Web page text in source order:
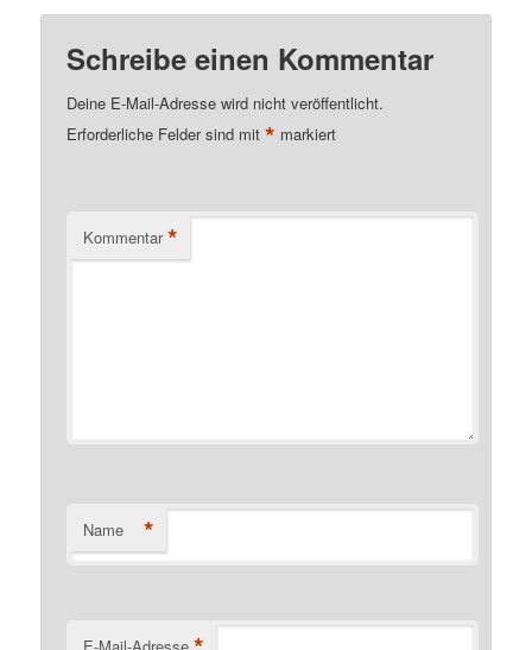
Schreibe einen Kommentar
Deine E-Mail-Adresse wird nicht veröffentlicht.
Erforderliche Felder sind mit* markiert
Kommentar *
Name *